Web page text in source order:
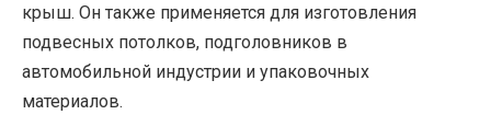
крыш. Он также применяется для изготовления
подвесных потолков, подголовников в
автомобильной индустрии и упаковочных
материалов.